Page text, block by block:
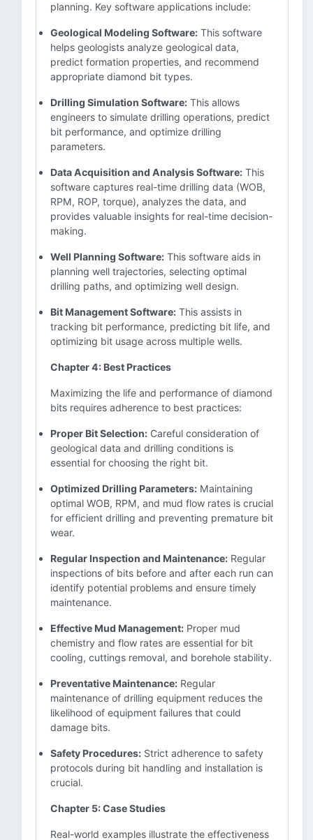
planning. Key software applications include:
Geological Modeling Software: This software
helps geologists analyze geological data,
predict formation properties, and recommend
appropriate diamond bit types.
Drilling Simulation Software: This allows
engineers to simulate drilling operations, predict
bit performance, and optimize drilling
parameters.
Data Acquisition and Analysis Software: This
software captures real-time drilling data (WOB,
RPM, ROP, torque), analyzes the data, and
provides valuable insights for real-time decision-
making.
Well Planning Software: This software aids in
planning well trajectories, selecting optimal
drilling paths, and optimizing well design.
Bit Management Software: This assists in
tracking bit performance, predicting bit life, and
optimizing bit usage across multiple wells.
Chapter 4: Best Practices
Maximizing the life and performance of diamond
bits requires adherence to best practices:
Proper Bit Selection: Careful consideration of
geological data and drilling conditions is
essential for choosing the right bit.
Optimized Drilling Parameters: Maintaining
optimal WOB, RPM, and mud flow rates is crucial
for efficient drilling and preventing premature bit
wear.
Regular Inspection and Maintenance: Regular
inspections of bits before and after each run can
identify potential problems and ensure timely
maintenance.
Effective Mud Management: Proper mud
chemistry and flow rates are essential for bit
cooling, cuttings removal, and borehole stability.
Preventative Maintenance: Regular
maintenance of drilling equipment reduces the
likelihood of equipment failures that could
damage bits.
Safety Procedures: Strict adherence to safety
protocols during bit handling and installation is
crucial.
Chapter 5: Case Studies
Real-world examples illustrate the effectiveness